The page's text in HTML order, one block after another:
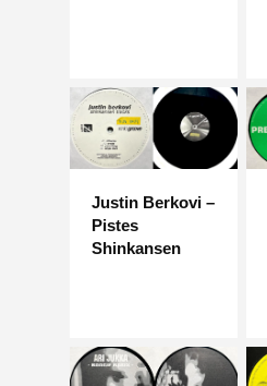
Justin Berkovi –
Pistes
Shinkansen